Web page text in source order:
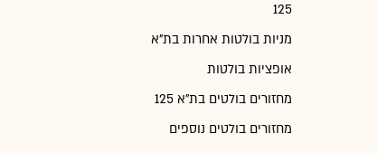
125
מניות בולטות אחרות בת"א
אופציות בולטות
מחזורים בולטים בת"א 125
מחזורים בולטים נוספים